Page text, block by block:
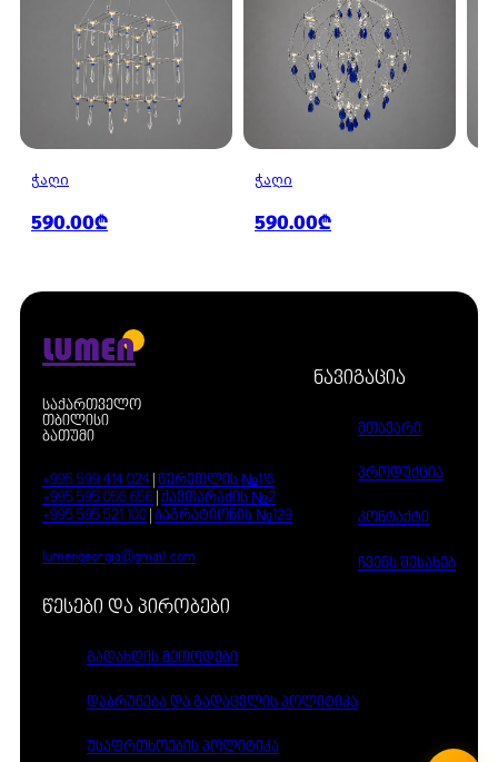
ᲭᲐᲦᲘ
590.00₾
ᲭᲐᲦᲘ
590.00₾
LUMEN
საქართველო
თბილისი
ბათუმი
+995 599 414 024 წერეთლის №116
+995 595 056 656 ქავთარაძის №2
+995 595 521 100 ბაგრატიონის №129
lumengeorgia@gmail.com
ნავიგაცია
მთავარი
პროდუქცია
კონტაქტი
ჩვენს შესახებ
წესები და პირობები
გადახდის მეთოდები
დაბრუნება და გადაცვლის პოლიტიკა
უსაფრთხოების პოლიტიკა